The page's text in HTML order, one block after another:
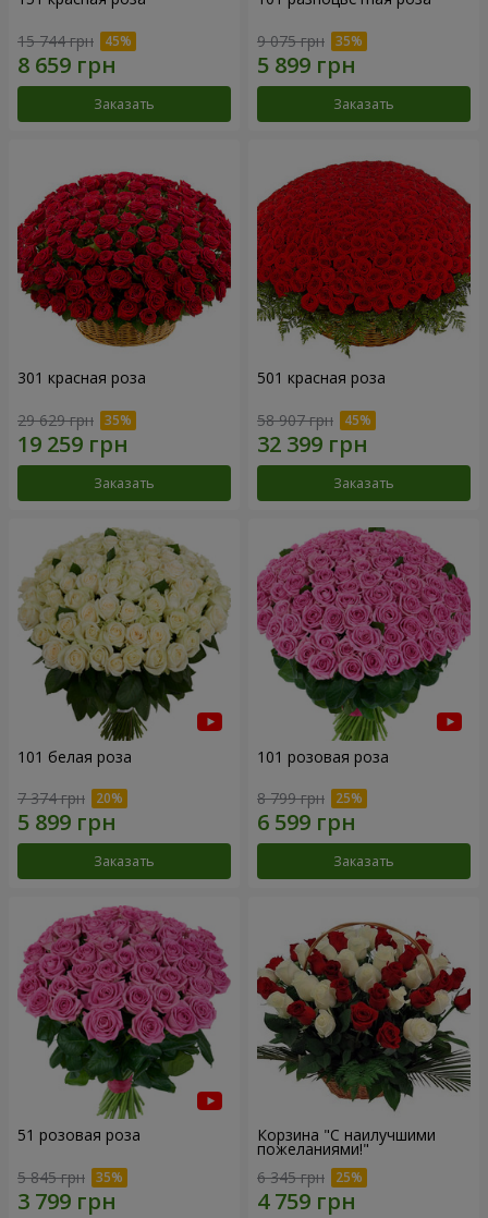
15 744 грн
Заказать
9 075 грн
Заказать
301 красная роза
29 629 грн
Заказать
501 красная роза
58 907 грн
Заказать
101 белая роза
7 374 грн
Заказать
101 розовая роза
8 799 грн
Заказать
51 розовая роза
5 845 грн
Корзина "С наилучшими
пожеланиями!"
6 345 грн